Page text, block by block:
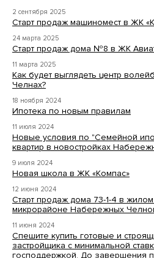
2 сентября 2025
Старт продаж машиномест в ЖК
24 марта 2025
Старт продаж дома №8 в ЖК
11 марта 2025
Как будет выглядеть центр
Челнах?
18 ноября 2024
Ипотека по новым правилам
11 июля 2024
Новые условия по "Семейной
квартир в новостройках
9 июля 2024
Новая школа в ЖК «Компас»
12 июня 2024
Старт продаж дома 73-1-4 в
микрорайоне Набережных
11 июня 2024
Спешите купить готовые и
застройщика с минимальной
господдержкой. До завершения